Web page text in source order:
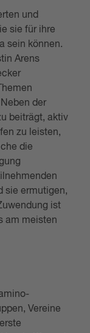
und
sie für ihre
sein können.
Arens
der
beiträgt, aktiv
zu leisten,
die
sie ermutigen,
ist
am meisten
Vereine